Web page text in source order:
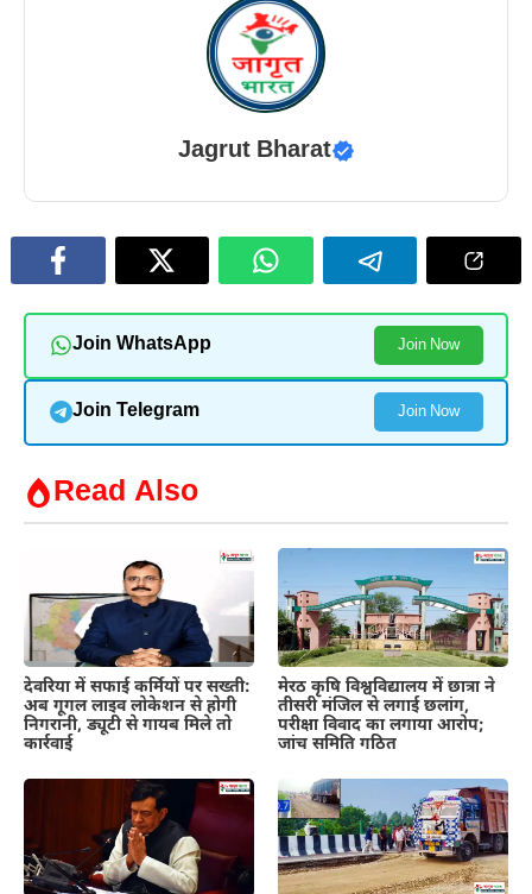
Jagrut Bharat
Join WhatsApp Join Now
Join Telegram Join Now
Read Also
देवरिया में सफाई कर्मियों पर सख्ती:
अब गूगल लाइव लोकेशन से होगी
निगरानी, ड्यूटी से गायब मिले तो
कार्रवाई
मेरठ कृषि विश्वविद्यालय में छात्रा ने
तीसरी मंजिल से लगाई छलांग,
परीक्षा विवाद का लगाया आरोप;
जांच समिति गठित